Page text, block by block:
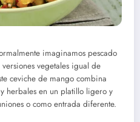
imaginamos pescado
vegetales igual de
ceviche de mango combina
herbales en un platillo ligero y
o como entrada diferente.